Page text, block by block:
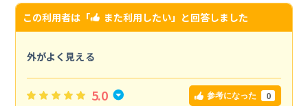
この利用者は「 また利用したい」と回答しました
外がよく見える
5.0 参考になった 0